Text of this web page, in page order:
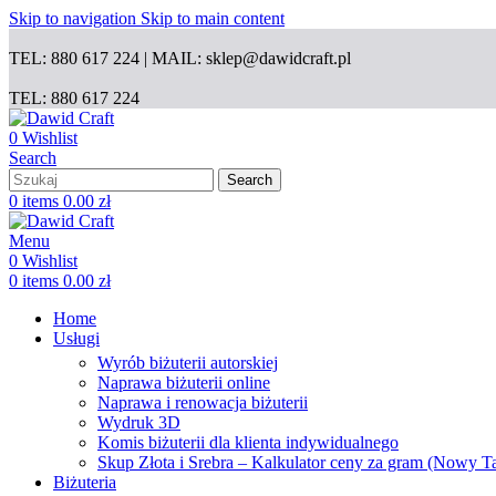
Skip to navigation Skip to main content
TEL: 880 617 224 | MAIL: sklep@dawidcraft.pl
TEL: 880 617 224
0 Wishlist
Search
Search
0 items 0.00 zł
Menu
0 Wishlist
0 items 0.00 zł
Home
Usługi
Wyrób biżuterii autorskiej
Naprawa biżuterii online
Naprawa i renowacja biżuterii
Wydruk 3D
Komis biżuterii dla klienta indywidualnego
Skup Złota i Srebra – Kalkulator ceny za gram (Nowy
Biżuteria